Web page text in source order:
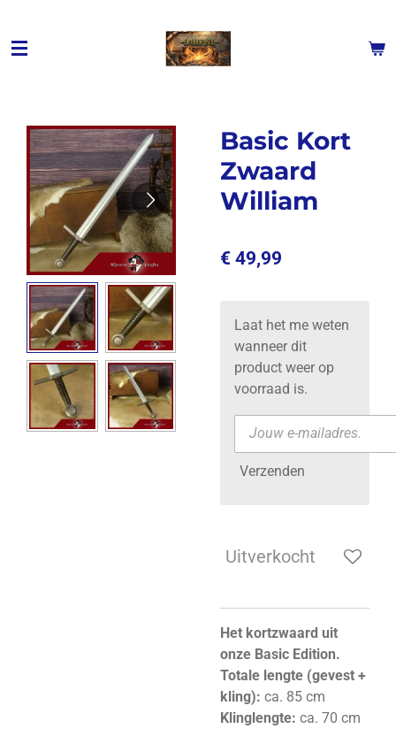
direct
naar
Basic Kort
Zwaard
William
€ 49,99
Laat het me weten
wanneer dit
product weer op
voorraad is.
Verzenden
Uitverkocht
Het kortzwaard uit
onze Basic Edition.
Totale lengte (gevest +
kling): ca. 85 cm
Klinglengte: ca. 70 cm